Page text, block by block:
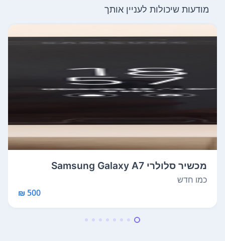
מודעות שיכולות לעניין אותך
מכשיר סלולרי Samsung Galaxy A7
כמו חדש
500 ₪